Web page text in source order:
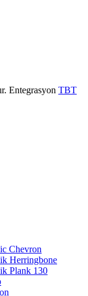
Entegrasyon TBT
Chevron
Herringbone
Plank 130